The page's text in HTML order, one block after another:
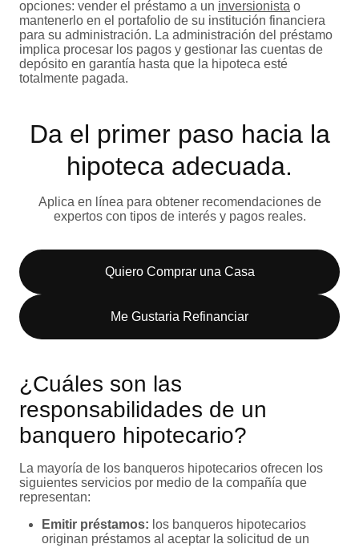
opciones: vender el préstamo a un inversionista o
mantenerlo en el portafolio de su institución financiera
para su administración. La administración del préstamo
implica procesar los pagos y gestionar las cuentas de
depósito en garantía hasta que la hipoteca esté
totalmente pagada.
Da el primer paso hacia la
hipoteca adecuada.
Aplica en línea para obtener recomendaciones de
expertos con tipos de interés y pagos reales.
Quiero Comprar una Casa
Me Gustaria Refinanciar
¿Cuáles son las
responsabilidades de un
banquero hipotecario?
La mayoría de los banqueros hipotecarios ofrecen los
siguientes servicios por medio de la compañía que
representan:
Emitir préstamos: los banqueros hipotecarios
originan préstamos al aceptar la solicitud de un